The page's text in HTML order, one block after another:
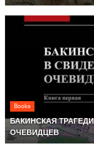
Books
БАКИНСКАЯ
ОЧЕВИДЦЕВ